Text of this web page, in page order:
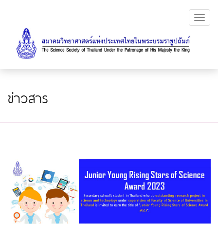
ข่าวสาร